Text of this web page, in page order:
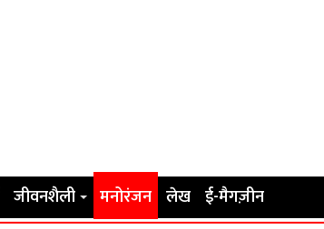
जीवनशैली मनोरंजन लेख ई-मैगज़ीन